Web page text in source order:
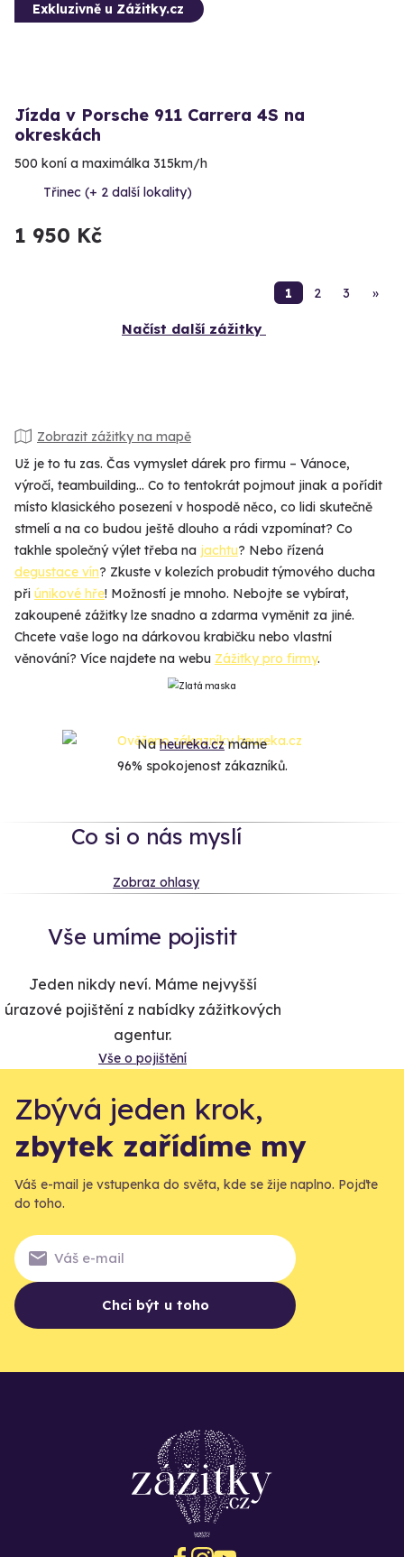
Exkluzivně u Zážitky.cz
Jízda v Porsche 911 Carrera 4S na
okreskách
500 koní a maximálka 315km/h
Třinec (+ 2 další lokality)
1 950 Kč
1 2 3 »
Načíst další zážitky
Zobrazit zážitky na mapě
Už je to tu zas. Čas vymyslet dárek pro firmu – Vánoce,
výročí, teambuilding... Co to tentokrát pojmout jinak a pořídit
místo klasického posezení v hospodě něco, co lidi skutečně
stmelí a na co budou ještě dlouho a rádi vzpomínat? Co
takhle společný výlet třeba na jachtu? Nebo řízená
degustace vín? Zkuste v kolezích probudit týmového ducha
při únikové hře! Možností je mnoho. Nebojte se vybírat,
zakoupené zážitky lze snadno a zdarma vyměnit za jiné.
Chcete vaše logo na dárkovou krabičku nebo vlastní
věnování? Více najdete na webu Zážitky pro firmy.
Naheureka.czmáme
96% spokojenost zákazníků.
Co si o nás myslí
Zobraz ohlasy
Vše umíme pojistit
Jeden nikdy neví. Máme nejvyšší
úrazové pojištění z nabídky zážitkových
agentur.
Vše o pojištění
Zbývá jeden krok,
zbytek zařídíme my
Váš e-mail je vstupenka do světa, kde se žije naplno. Pojďte
do toho.
Chci být u toho